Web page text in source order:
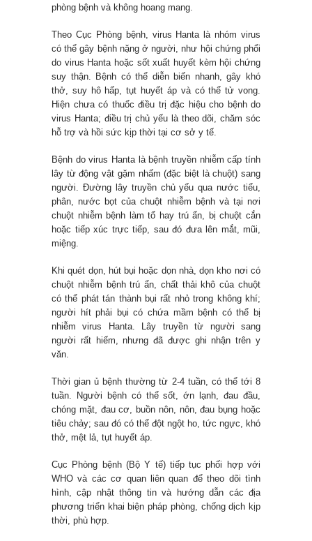
phòng bệnh và không hoang mang.
Theo Cục Phòng bệnh, virus Hanta là nhóm virus
có thể gây bệnh nặng ở người, như hội chứng phổi
do virus Hanta hoặc sốt xuất huyết kèm hội chứng
suy thận. Bệnh có thể diễn biến nhanh, gây khó
thở, suy hô hấp, tụt huyết áp và có thể tử vong.
Hiện chưa có thuốc điều trị đặc hiệu cho bệnh do
virus Hanta; điều trị chủ yếu là theo dõi, chăm sóc
hỗ trợ và hồi sức kịp thời tại cơ sở y tế.
Bệnh do virus Hanta là bệnh truyền nhiễm cấp tính
lây từ động vật gặm nhấm (đặc biệt là chuột) sang
người. Đường lây truyền chủ yếu qua nước tiểu,
phân, nước bọt của chuột nhiễm bệnh và tại nơi
chuột nhiễm bệnh làm tổ hay trú ẩn, bị chuột cắn
hoặc tiếp xúc trực tiếp, sau đó đưa lên mắt, mũi,
miệng.
Khi quét dọn, hút bụi hoặc dọn nhà, dọn kho nơi có
chuột nhiễm bệnh trú ẩn, chất thải khô của chuột
có thể phát tán thành bụi rất nhỏ trong không khí;
người hít phải bụi có chứa mầm bệnh có thể bị
nhiễm virus Hanta. Lây truyền từ người sang
người rất hiếm, nhưng đã được ghi nhận trên y
văn.
Thời gian ủ bệnh thường từ 2-4 tuần, có thể tới 8
tuần. Người bệnh có thể sốt, ớn lạnh, đau đầu,
chóng mặt, đau cơ, buồn nôn, nôn, đau bụng hoặc
tiêu chảy; sau đó có thể đột ngột ho, tức ngực, khó
thở, mệt lả, tụt huyết áp.
Cục Phòng bệnh (Bộ Y tế) tiếp tục phối hợp với
WHO và các cơ quan liên quan để theo dõi tình
hình, cập nhật thông tin và hướng dẫn các địa
phương triển khai biện pháp phòng, chống dịch kịp
thời, phù hợp.